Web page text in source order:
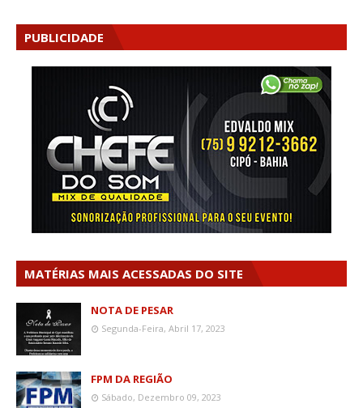
PUBLICIDADE
MATÉRIAS MAIS ACESSADAS DO SITE
NOTA DE PESAR
Segunda-Feira, Abril 17, 2023
FPM DA REGIÃO
Sábado, Dezembro 09, 2023